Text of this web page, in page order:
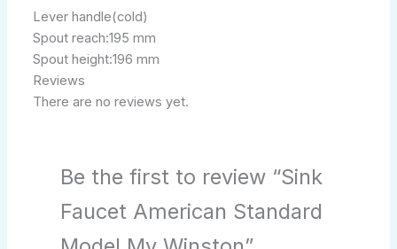
Lever handle(cold)
Spout reach:195 mm
Spout height:196 mm
Reviews
There are no reviews yet.
Be the first to review “Sink
Faucet American Standard